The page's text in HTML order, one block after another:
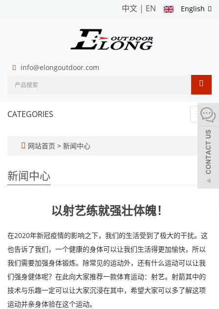
English
中文 | EN
info@elongoutdoor.com
CATEGORIES
网站首页 > 新闻中心
新闻中心
以射艺练就强壮体魄！
在2020年新冠疫情的影响之下，我们的生活受到了极大的干扰。这
也告诉了我们，一个健康的身体可以让我们生活得更加愉快，所以
我们需要加强身体锻炼。除常见的运动外，还有什么运动可以让我
们强身健体呢？在此向大家推荐一款体育运动：射艺。射箭其中的
技术与乐趣一定可以让大家沉浸在其中，希望大家可以多了解这项
运动并亲身体验在这个运动。